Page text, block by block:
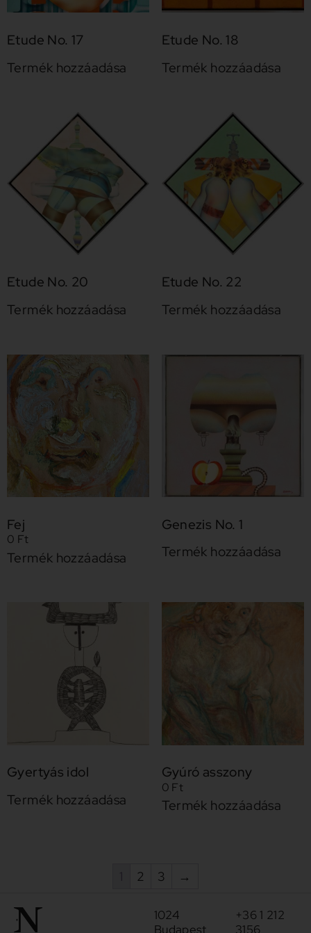
Etude No. 17
Termék hozzáadása
Etude No. 18
Termék hozzáadása
Etude No. 20
Termék hozzáadása
Etude No. 22
Termék hozzáadása
Fej
0 Ft
Termék hozzáadása
Genezis No. 1
Termék hozzáadása
Gyertyás idol
Termék hozzáadása
Gyúró asszony
0 Ft
Termék hozzáadása
2 3 →
1024
Budapest
+36 1 212
3156